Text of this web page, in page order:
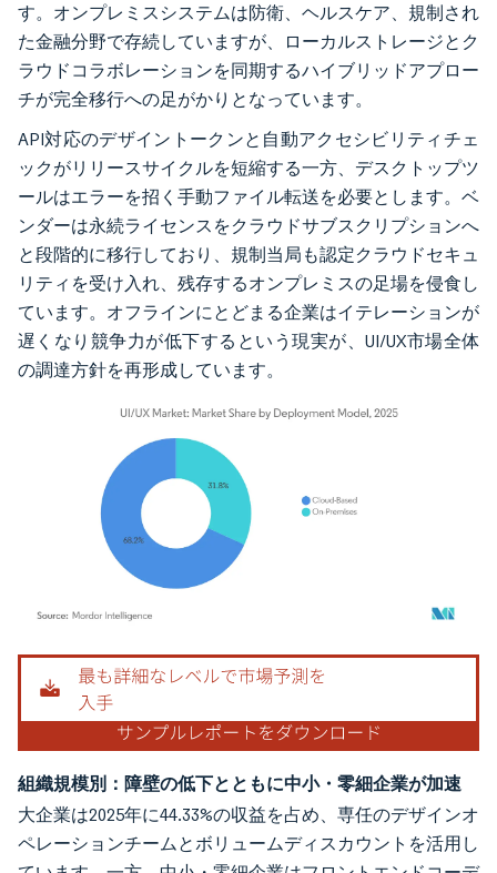
す。オンプレミスシステムは防衛、ヘルスケア、規制され
た金融分野で存続していますが、ローカルストレージとク
ラウドコラボレーションを同期するハイブリッドアプロー
チが完全移行への足がかりとなっています。
API対応のデザイントークンと自動アクセシビリティチェ
ックがリリースサイクルを短縮する一方、デスクトップツ
ールはエラーを招く手動ファイル転送を必要とします。ベ
ンダーは永続ライセンスをクラウドサブスクリプションへ
と段階的に移行しており、規制当局も認定クラウドセキュ
リティを受け入れ、残存するオンプレミスの足場を侵食し
ています。オフラインにとどまる企業はイテレーションが
遅くなり競争力が低下するという現実が、UI/UX市場全体
の調達方針を再形成しています。
画像 © Mordor Intelligence。再利用にはCC BY 4.0の表示が必要です。
組織規模別：障壁の低下とともに中小・零細企業が加速
大企業は2025年に44.33%の収益を占め、専任のデザインオ
ペレーションチームとボリュームディスカウントを活用し